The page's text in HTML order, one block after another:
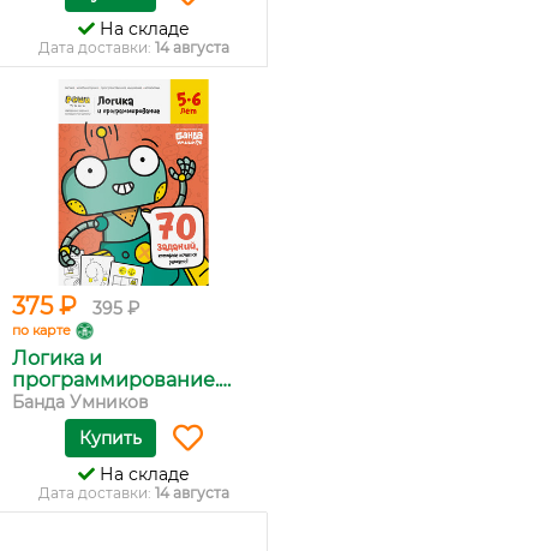
На складе
Дата доставки: 14 августа
375 ₽ 395 ₽
по карте
Логика и
программирование.
Те...
Банда Умников
Купить
На складе
Дата доставки: 14 августа